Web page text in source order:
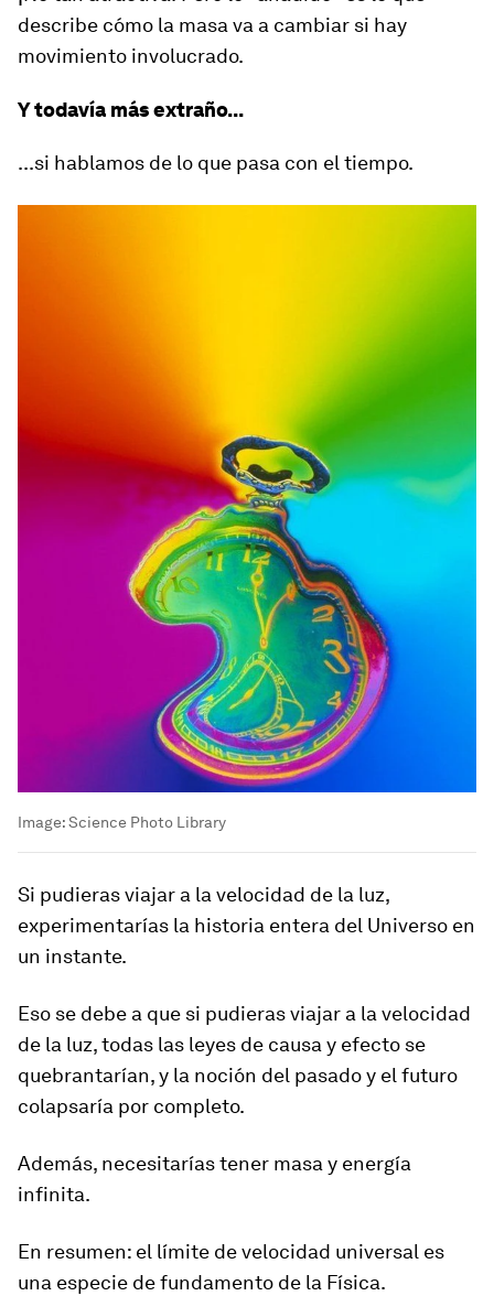
describe cómo la masa va a cambiar si hay
movimiento involucrado.
Y todavía más extraño...
...si hablamos de lo que pasa con el tiempo.
Image:Science Photo Library
Si pudieras viajar a la velocidad de la luz,
experimentarías la historia entera del Universo en
un instante.
Eso se debe a que si pudieras viajar a la velocidad
de la luz, todas las leyes de causa y efecto se
quebrantarían, y la noción del pasado y el futuro
colapsaría por completo.
Además, necesitarías tener masa y energía
infinita.
En resumen: el límite de velocidad universal es
una especie de fundamento de la Física.